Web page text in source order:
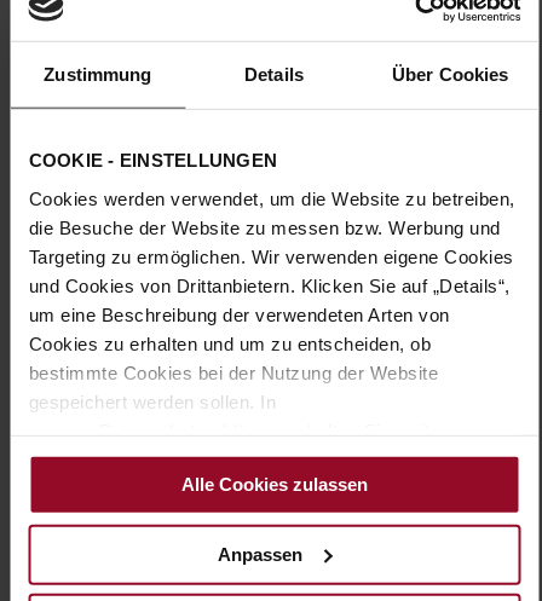
Zustimmung Details Über Cookies
COOKIE - EINSTELLUNGEN
Cookies werden verwendet, um die Website zu betreiben,
die Besuche der Website zu messen bzw. Werbung und
Targeting zu ermöglichen. Wir verwenden eigene Cookies
und Cookies von Drittanbietern. Klicken Sie auf „Details“,
um eine Beschreibung der verwendeten Arten von
Cookies zu erhalten und um zu entscheiden, ob
bestimmte Cookies bei der Nutzung der Website
gespeichert werden sollen. In
Informationen.
Alle Cookies zulassen
Anpassen
seiner raffinierten Material- und Farbkombination überzeugt.
Braunes Glattleder wird mit Metallic-Details und samtigen
wie die markante Sohle den sportiven Look und erleichtert
angenehme Weise und insbesondere rund um den Ballen
ausreichend Raum, während das softe Lederfutter den Fuß
sanft umschließt. Das praktische Vario-Fußbett kann gegen
eigene Einlagen getauscht oder für zusätzlichen Platz
entfernt werden. Kombiniert zu Wide-Leg-Jeans mit Blazer
entsteht ein lässiger City-Chic, während der vielseitige
Damenschuh mit einem pastellfarbenen Kleid für einen
spannenden Stilbruch sorgt. Ein Sneaker, der modisches
Statement und femininen Charme mit außergewöhnlichem
Informationen
TPU/TR/EVA-Sohle
Lederfutter